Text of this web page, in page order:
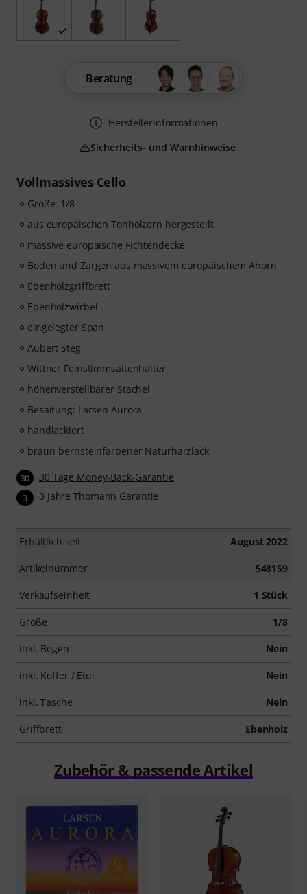
Vollmassives Cello
Größe: 1/8
aus europäischen Tonhölzern hergestellt
massive europäische Fichtendecke
Boden und Zargen aus massivem europäischem Ahorn
Ebenholzgriffbrett
Ebenholzwirbel
eingelegter Span
Aubert Steg
Wittner Feinstimmsaitenhalter
höhenverstellbarer Stachel
Besaitung: Larsen Aurora
handlackiert
braun-bernsteinfarbener Naturharzlack
30 30 Tage Money-Back-Garantie
3 3 Jahre Thomann Garantie
Erhältlich seit August 2022
Artikelnummer 548159
Verkaufseinheit 1 Stück
Größe 1/8
inkl. Bogen Nein
inkl. Koffer / Etui Nein
inkl. Tasche Nein
Griffbrett Ebenholz
Beratung
Herstellerinformationen
Sicherheits- und Warnhinweise
Zubehör & passende Artikel